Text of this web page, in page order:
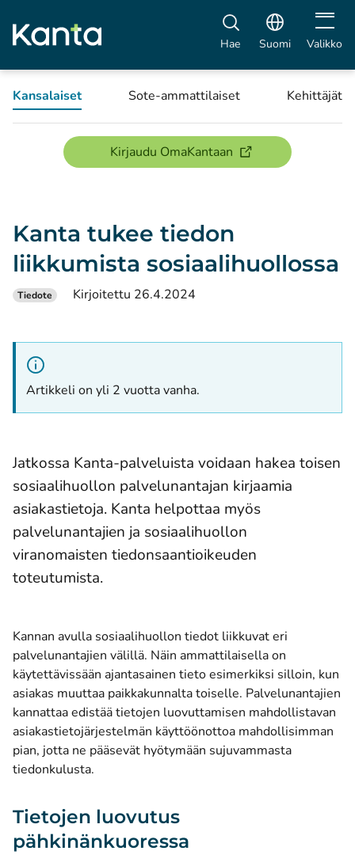
Hae Suomi Avaa
Valikko
Kansalaiset Sote-ammattilaiset Kehittäjät
Kirjaudu OmaKantaan(avautuu uuteen
Kanta tukee tiedon
liikkumista sosiaalihuollossa
Tiedote Kirjoitettu 26.4.2024
Artikkeli on yli 2 vuotta vanha.
Jatkossa Kanta-palveluista voidaan hakea toisen
sosiaalihuollon palvelunantajan kirjaamia
asiakastietoja. Kanta helpottaa myös
palvelunantajien ja sosiaalihuollon
viranomaisten tiedonsaantioikeuden
toteutumista.
Kannan avulla sosiaalihuollon tiedot liikkuvat eri
palvelunantajien välillä. Näin ammattilaisella on
käytettävissään ajantasainen tieto esimerkiksi silloin, kun
asiakas muuttaa paikkakunnalta toiselle. Palvelunantajien
kannattaa edistää tietojen luovuttamisen mahdollistavan
asiakastietojärjestelmän käyttöönottoa mahdollisimman
pian, jotta ne pääsevät hyötymään sujuvammasta
tiedonkulusta.
Tietojen luovutus
pähkinänkuoressa